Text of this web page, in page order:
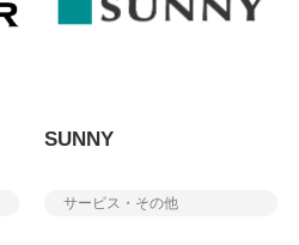
SUNNY
サービス・その他